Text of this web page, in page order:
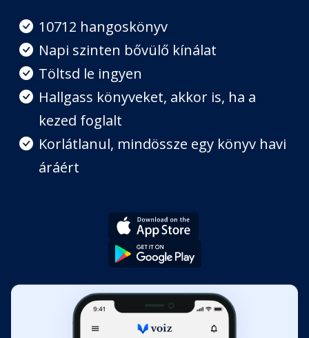
6. fejezet: Teljes szívből szerelem
nevelése
Fejezet hossza: 01:00:27
8. fejezet: Több mint fizetés
Fejezet hossza: 00:51:26
9. fejezet: Az érzékenység
Fejezet hossza: 00:51:23
Köszönetnyilvánítás
Fejezet hossza: 00:12:21
10712 hangoskönyv
Napi szinten bővülő kínálat
Töltsd le ingyen
Hallgass könyveket, akkor is, ha a
kezed foglalt
Korlátlanul, mindössze egy könyv havi
áráért